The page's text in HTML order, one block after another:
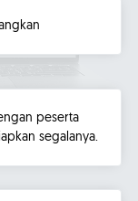
peserta
segalanya.